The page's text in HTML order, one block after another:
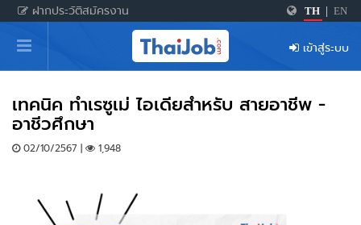
ฝากประวัติสมัครงาน TH EN
หน้าหลัก
ผู้สมัครงาน: เข้าสู่ระบบ
ฝากประวัติสมัครงาน
เกร็ดความรู้
สำหรับผู้ประกอบการ
เข้าสู่ระบบ
เทคนิค ทำเรซูเม่ ไอเดียสำหรับ สายอาชีพ -
อาชีวศึกษา
02/10/2567 | 1,948